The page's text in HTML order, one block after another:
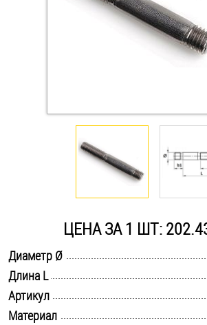
Крюки, кольца с метрической
Оснастка и аксессуары для яхт
Стопорные кольца
Такелаж
ЦЕНА ЗА 1 ШТ:
Диаметр Ø
Длина L
Артикул
Материал